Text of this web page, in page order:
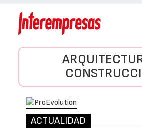
ACTUALIDAD